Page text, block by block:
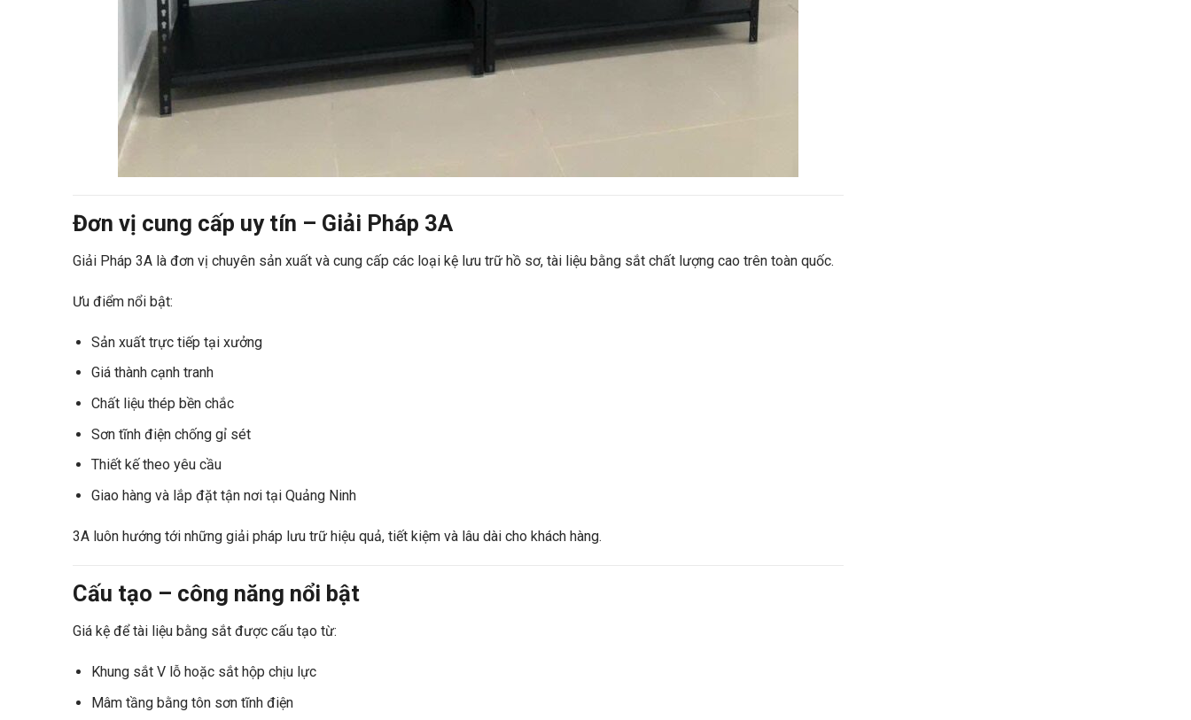
Đơn vị cung cấp uy tín – Giải Pháp 3A
Giải Pháp 3A là đơn vị chuyên sản xuất và cung cấp các loại kệ lưu trữ hồ sơ, tài liệu bằng sắt chất lượng cao trên toàn quốc.
Ưu điểm nổi bật:
Sản xuất trực tiếp tại xưởng
Giá thành cạnh tranh
Chất liệu thép bền chắc
Sơn tĩnh điện chống gỉ sét
Thiết kế theo yêu cầu
Giao hàng và lắp đặt tận nơi tại Quảng Ninh
3A luôn hướng tới những giải pháp lưu trữ hiệu quả, tiết kiệm và lâu dài cho khách hàng.
Cấu tạo – công năng nổi bật
Giá kệ để tài liệu bằng sắt được cấu tạo từ:
Khung sắt V lỗ hoặc sắt hộp chịu lực
Mâm tầng bằng tôn sơn tĩnh điện